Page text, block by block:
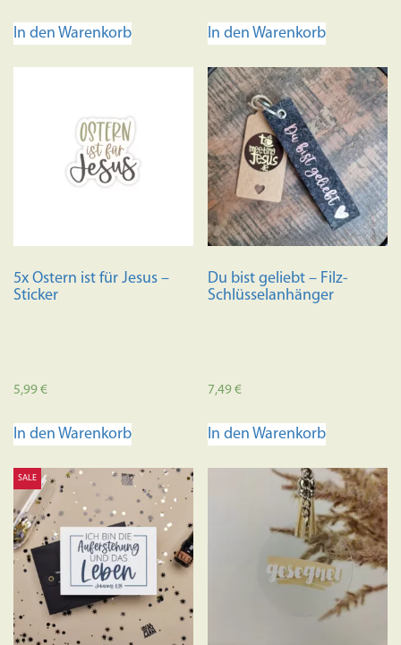
In den Warenkorb In den Warenkorb
5x Ostern ist für Jesus –
Sticker
5,99€
In den Warenkorb
Du bist geliebt – Filz-
Schlüsselanhänger
7,49€
In den Warenkorb
SALE